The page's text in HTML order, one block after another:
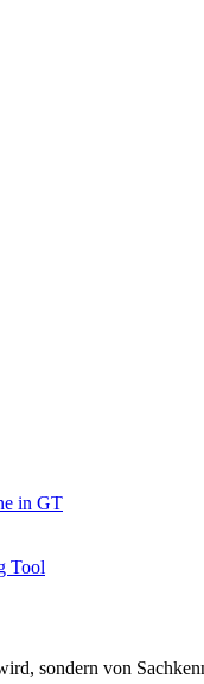
in GT
sondern von